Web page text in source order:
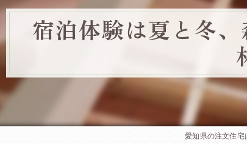
宿泊体験は夏と冬
愛知県の注文住